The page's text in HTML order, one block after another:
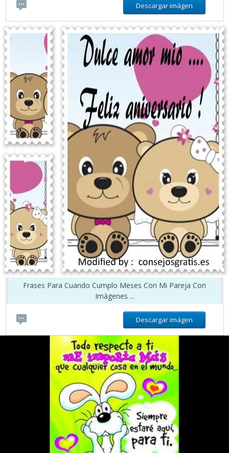
Descargar imágen
Frases Para Cuando Cumplo Meses Con Mi Pareja Con
Imàgenes ...
Descargar imágen